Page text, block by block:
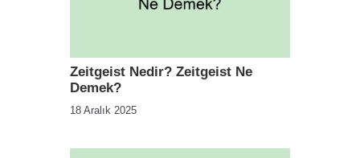
Zeitgeist Nedir? Zeitgeist Ne
Demek?
18 Aralık 2025